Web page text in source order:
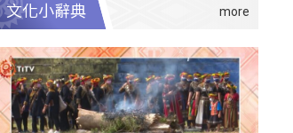
文化小辭典